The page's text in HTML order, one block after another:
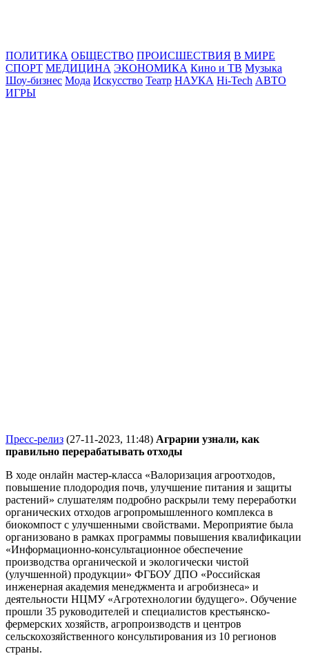
ПОЛИТИКА ОБЩЕСТВО ПРОИСШЕСТВИЯ В МИРЕ
СПОРТ МЕДИЦИНА ЭКОНОМИКА Кино и ТВ Музыка
Шоу-бизнес Мода Искусство Театр НАУКА Hi-Tech АВТО
ИГРЫ
Пресс-релиз (27-11-2023, 11:48) Аграрии узнали, как
правильно перерабатывать отходы
В ходе онлайн мастер-класса «Валоризация агроотходов,
повышение плодородия почв, улучшение питания и защиты
растений» слушателям подробно раскрыли тему переработки
органических отходов агропромышленного комплекса в
биокомпост с улучшенными свойствами. Мероприятие была
организовано в рамках программы повышения квалификации
«Информационно-консультационное обеспечение
производства органической и экологически чистой
(улучшенной) продукции» ФГБОУ ДПО «Российская
инженерная академия менеджмента и агробизнеса» и
деятельности НЦМУ «Агротехнологии будущего». Обучение
прошли 35 руководителей и специалистов крестьянско-
фермерских хозяйств, агропроизводств и центров
сельскохозяйственного консультирования из 10 регионов
страны.